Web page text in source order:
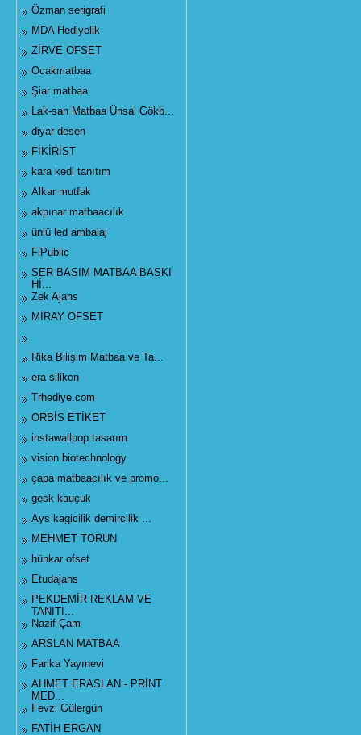
Özman serigrafi
MDA Hediyelik
ZİRVE OFSET
Ocakmatbaa
Şiar matbaa
Lak-san Matbaa Ünsal Gökb...
diyar desen
FİKİRİST
kara kedi tanıtım
Alkar mutfak
akpınar matbaacılık
ünlü led ambalaj
FiPublic
SER BASIM MATBAA BASKI
Hİ...
Zek Ajans
MİRAY OFSET
Rika Bilişim Matbaa ve Ta...
era silikon
Trhediye.com
ORBİS ETİKET
instawallpop tasarım
vision biotechnology
çapa matbaacılık ve promo...
gesk kauçuk
Ays kagicilik demircilik ...
MEHMET TORUN
hünkar ofset
Etudajans
PEKDEMİR REKLAM VE
TANITI...
Nazif Çam
ARSLAN MATBAA
Farika Yayınevi
AHMET ERASLAN - PRİNT
MED...
Fevzi Gülergün
FATİH ERGAN